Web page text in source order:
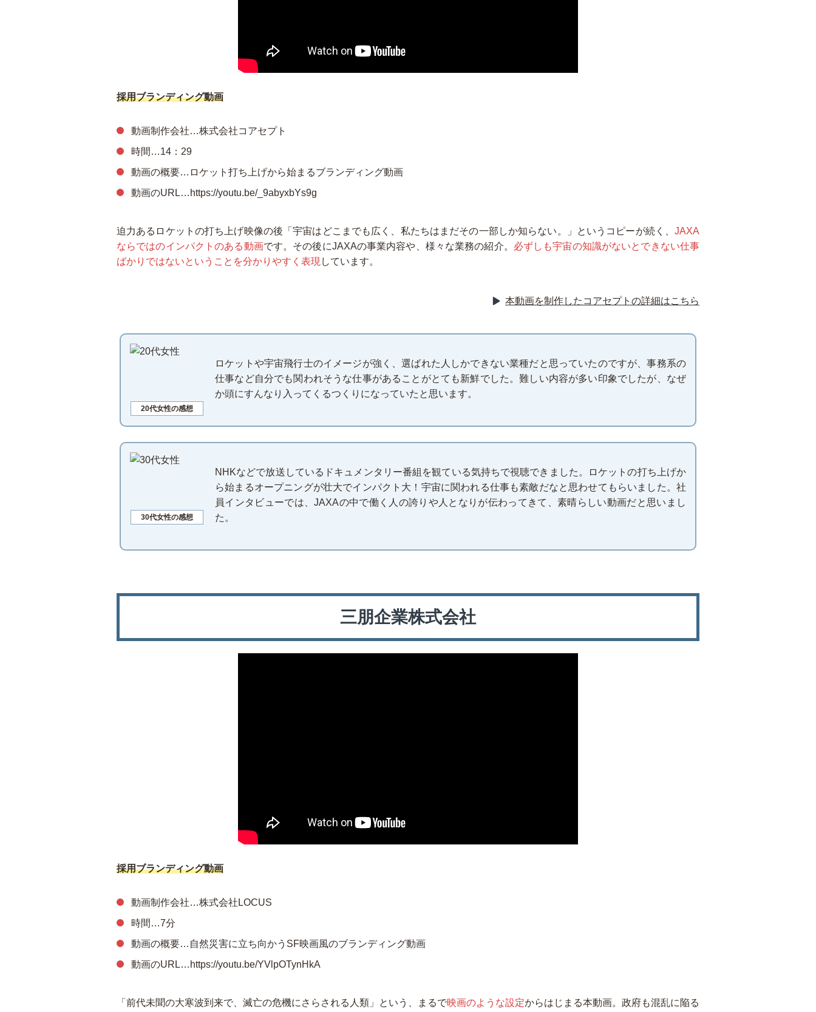
採用ブランディング動画
動画制作会社…株式会社コアセプト
時間…14：29
動画の概要…ロケット打ち上げから始まるブランディング動画
動画のURL…https://youtu.be/_9abyxbYs9g
迫力あるロケットの打ち上げ映像の後「宇宙はどこまでも広く、私たちはまだその一部しか知らない。」というコピーが続く、 JAXA
ならではのインパクトのある動画です。その後にJAXAの事業内容や、様々な業務の紹介。 必ずしも宇宙の知識がないとできない仕事
ばかりではないということを分かりやすく表現 しています。
本動画を制作したコアセプトの詳細はこちら
20代女性の感想
ロケットや宇宙飛行士のイメージが強く、選ばれた人しかできない業種だと思っていたのですが、事務系の
仕事など自分でも関われそうな仕事があることがとても新鮮でした。難しい内容が多い印象でしたが、なぜ
か頭にすんなり入ってくるつくりになっていたと思います。
30代女性の感想
NHKなどで放送しているドキュメンタリー番組を観ている気持ちで視聴できました。ロケットの打ち上げか
ら始まるオープニングが壮大でインパクト大！宇宙に関われる仕事も素敵だなと思わせてもらいました。社
員インタビューでは、JAXAの中で働く人の誇りや人となりが伝わってきて、素晴らしい動画だと思いまし
た。
三朋企業株式会社
採用ブランディング動画
動画制作会社…株式会社LOCUS
時間…7分
動画の概要…自然災害に立ち向かうSF映画風のブランディング動画
動画のURL…https://youtu.be/YVlpOTynHkA
「前代未聞の大寒波到来で、滅亡の危機にさらされる人類」という、まるで映画のような設定からはじまる本動画。政府も混乱に陥る